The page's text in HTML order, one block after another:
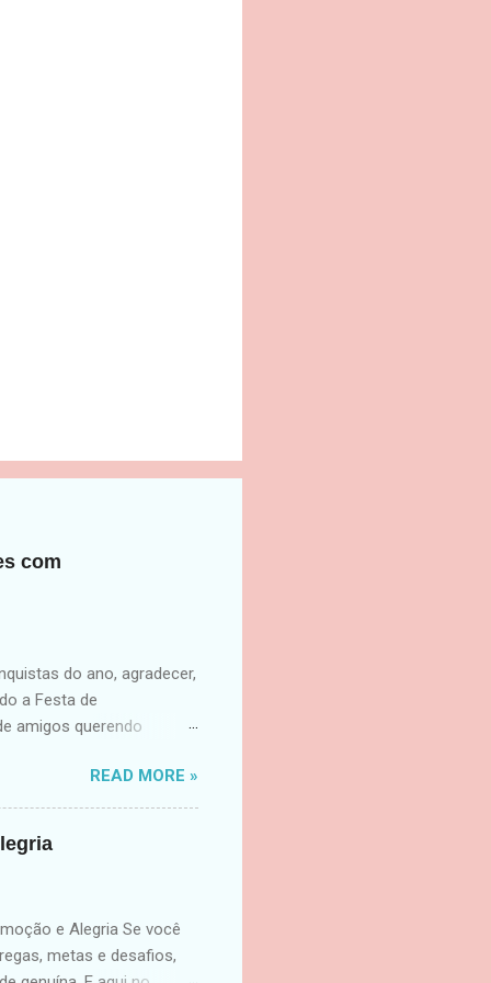
com
do ano, agradecer,
a Festa de
amigos querendo
emoção e muita
2026 com o pé direito!
e integrada. O
ações surpresa para
READ MORE »
e Alegria Se você
metas e desafios,